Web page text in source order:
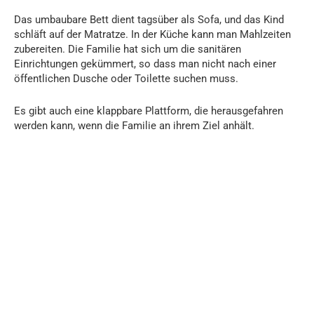
Das umbaubare Bett dient tagsüber als Sofa, und das Kind
schläft auf der Matratze. In der Küche kann man Mahlzeiten
zubereiten. Die Familie hat sich um die sanitären
Einrichtungen gekümmert, so dass man nicht nach einer
öffentlichen Dusche oder Toilette suchen muss.
Es gibt auch eine klappbare Plattform, die herausgefahren
werden kann, wenn die Familie an ihrem Ziel anhält.